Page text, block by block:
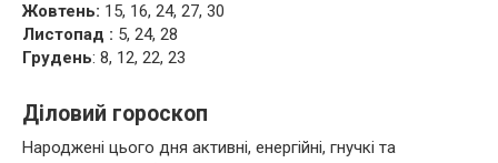
Жовтень: 15, 16, 24, 27, 30
Листопад : 5, 24, 28
Грудень: 8, 12, 22, 23
Діловий гороскоп
Народжені цього дня активні, енергійні, гнучкі та